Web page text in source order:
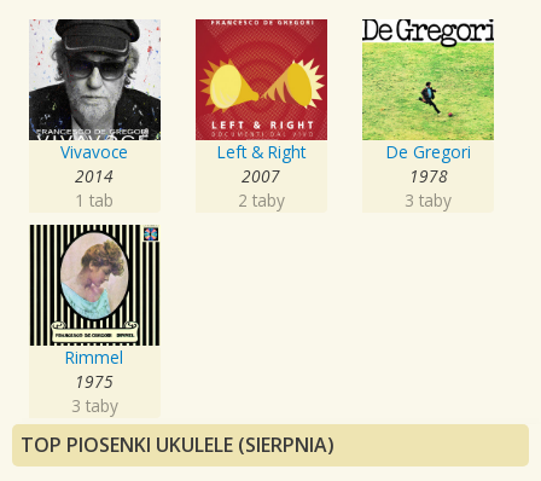
Vivavoce
2014
1 tab
Left & Right
2007
2 taby
De Gregori
1978
3 taby
Rimmel
1975
3 taby
TOP PIOSENKI UKULELE (SIERPNIA)